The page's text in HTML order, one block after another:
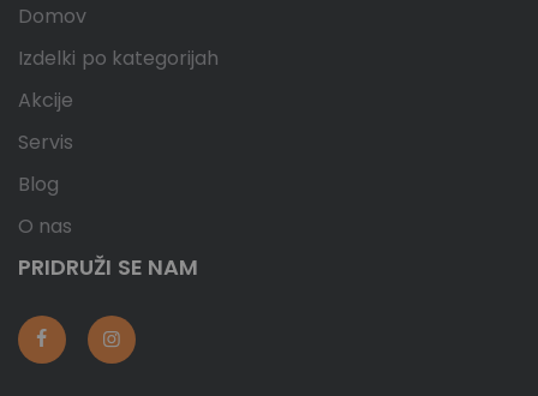
Domov
Izdelki po kategorijah
Akcije
Servis
Blog
O nas
PRIDRUŽI SE NAM